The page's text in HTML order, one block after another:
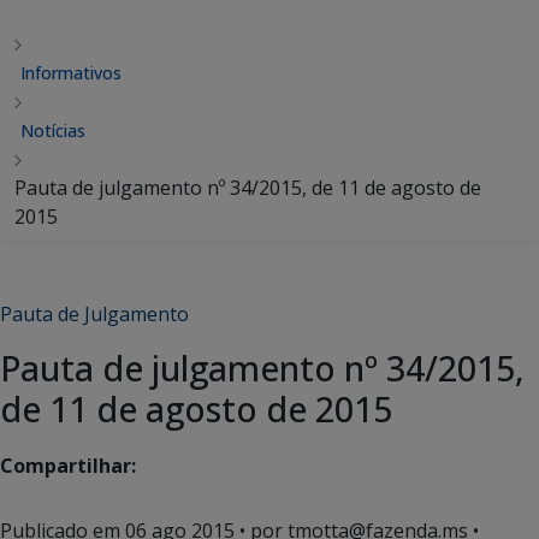
Informativos
Notícias
Pauta de julgamento nº 34/2015, de 11 de agosto de
2015
Pauta de Julgamento
Pauta de julgamento nº 34/2015,
de 11 de agosto de 2015
Compartilhar:
Publicado em 06 ago 2015 • por tmotta@fazenda.ms •